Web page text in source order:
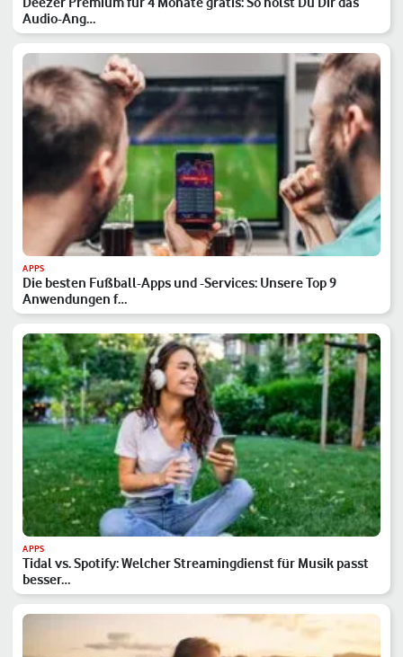
Audio-Ang…
APPS
Die besten Fußball-Apps und -Services: Unsere Top 9
Anwendungen f…
APPS
Tidal vs. Spotify: Welcher Streamingdienst für Musik passt
besser…